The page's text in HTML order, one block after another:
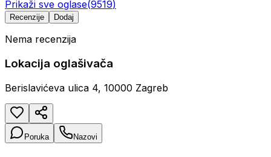
Prikaži sve oglase(9519)
Recenzije Dodaj
Nema recenzija
Lokacija oglašivača
Berislavićeva ulica 4, 10000 Zagreb
Poruka Nazovi